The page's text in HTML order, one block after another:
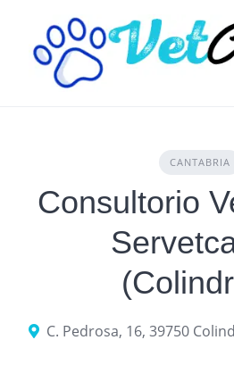
content
CANTABRIA
Consultorio
C. Pedrosa, 16, 39750